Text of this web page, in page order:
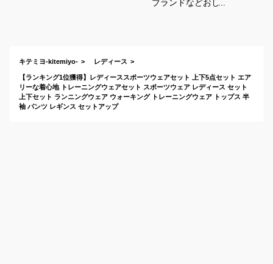
ブランドなどおしゃ
キテミヨ-kitemiyo- レディース
【ランキング1位獲得】レディーススポーツウェアセット 上下5点セット エア
リーな着心地 トレーニングウェアセット スポーツウェア レディース セット
上下セット ランニングウェア ウォーキング トレーニングウェア トップス 半
袖 パンツ レギンス セットアップ